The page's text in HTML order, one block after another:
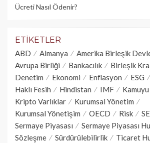
Ücreti Nasıl Ödenir?
ETIKETLER
ABD Almanya Amerika Birleşik
Avrupa Birliği
Bankacılık Birleşik
Denetim
Ekonomi Enflasyon ESG
Haklı Fesih
Hindistan IMF
Kripto Varlıklar
Kurumsal Yönetim
Kurumsal Yönetişim
OECD Risk
Sermaye Piyasası
Sermaye Piyasası
Sözleşme
Sürdürülebilirlik
Ticaret